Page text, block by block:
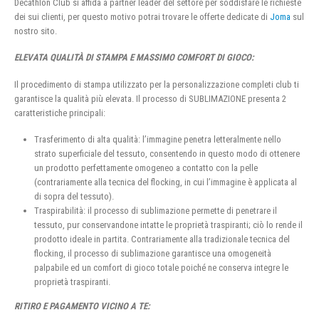
Decathlon Club si affida a partner leader del settore per soddisfare le richieste
dei sui clienti, per questo motivo potrai trovare le offerte dedicate di Joma sul
nostro sito.
ELEVATA QUALITÀ DI STAMPA E MASSIMO COMFORT DI GIOCO:
Il procedimento di stampa utilizzato per la personalizzazione completi club ti
garantisce la qualità più elevata. Il processo di SUBLIMAZIONE presenta 2
caratteristiche principali:
Trasferimento di alta qualità: l’immagine penetra letteralmente nello
strato superficiale del tessuto, consentendo in questo modo di ottenere
un prodotto perfettamente omogeneo a contatto con la pelle
(contrariamente alla tecnica del flocking, in cui l’immagine è applicata al
di sopra del tessuto).
Traspirabilità: il processo di sublimazione permette di penetrare il
tessuto, pur conservandone intatte le proprietà traspiranti; ciò lo rende il
prodotto ideale in partita. Contrariamente alla tradizionale tecnica del
flocking, il processo di sublimazione garantisce una omogeneità
palpabile ed un comfort di gioco totale poiché ne conserva integre le
proprietà traspiranti.
RITIRO E PAGAMENTO VICINO A TE: